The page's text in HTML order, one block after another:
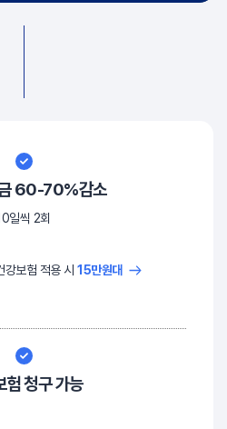
60-70%감소
일씩 2회
보험 적용 시 15만원대
험 청구 가능